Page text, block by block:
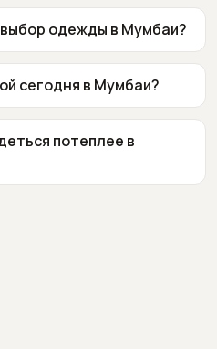
одежды в Мумбаи?
сегодня в Мумбаи?
потеплее в